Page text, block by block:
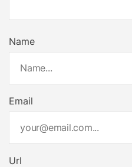
Name
Email
Url